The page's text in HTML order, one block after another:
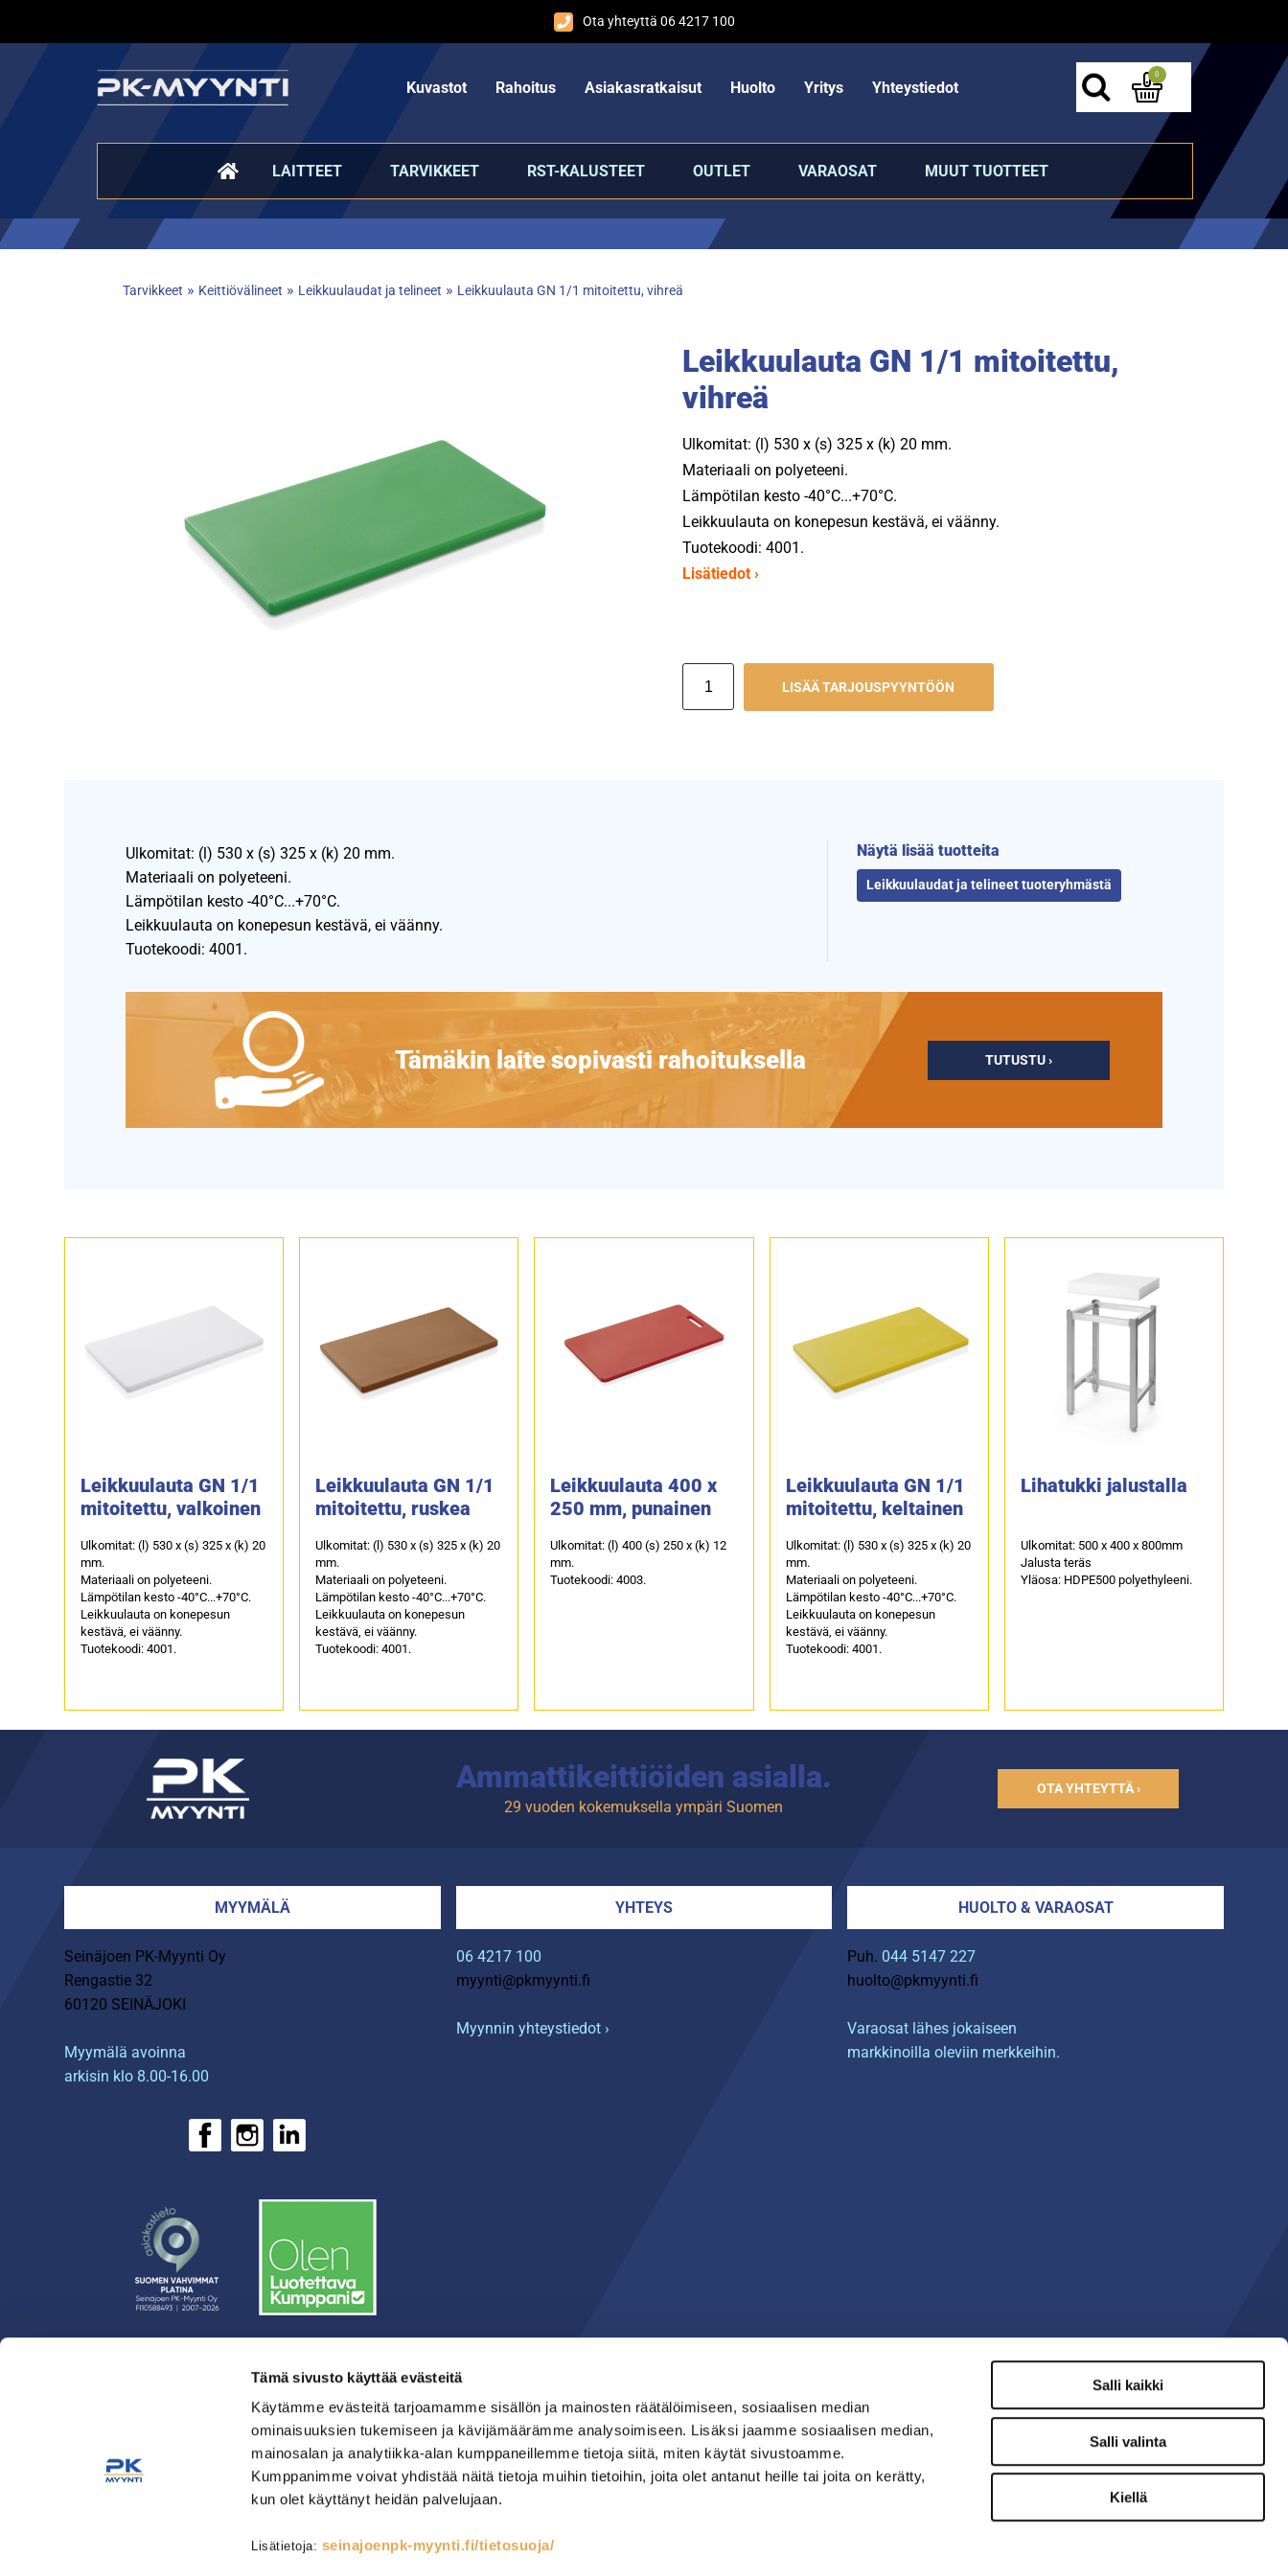
Tämä sivusto käyttää evästeitä
Käytämme evästeitä tarjoamamme sisällön ja mainosten räätälöimiseen, sosiaalisen median
ominaisuuksien tukemiseen ja kävijämäärämme analysoimiseen. Lisäksi jaamme sosiaalisen median,
mainosalan ja analytiikka-alan kumppaneillemme tietoja siitä, miten käytät sivustoamme.
Kumppanimme voivat yhdistää näitä tietoja muihin tietoihin, joita olet antanut heille tai joita on kerätty,
kun olet käyttänyt heidän palvelujaan.
Lisätietoja: seinajoenpk-myynti.fi/tietosuoja/
Salli kaikki
Salli valinta
Kiellä
Ota yhteyttä 06 4217 100
Kuvastot Rahoitus Asiakasratkaisut Huolto Yritys Yhteystiedot
0
LAITTEET TARVIKKEET RST-KALUSTEET OUTLET VARAOSAT MUUT TUOTTEET
Tarvikkeet » Keittiövälineet » Leikkuulaudat ja telineet » Leikkuulauta GN 1/1 mitoitettu, vihreä
Leikkuulauta GN 1/1 mitoitettu,
vihreä
Ulkomitat: (l) 530 x (s) 325 x (k) 20 mm.
Materiaali on polyeteeni.
Lämpötilan kesto -40°C...+70°C.
Leikkuulauta on konepesun kestävä, ei väänny.
Tuotekoodi: 4001.
Lisätiedot ›
LISÄÄ TARJOUSPYYNTÖÖN
Ulkomitat: (l) 530 x (s) 325 x (k) 20 mm.
Materiaali on polyeteeni.
Lämpötilan kesto -40°C...+70°C.
Leikkuulauta on konepesun kestävä, ei väänny.
Tuotekoodi: 4001.
Näytä lisää tuotteita
Leikkuulaudat ja telineet tuoteryhmästä
Tämäkin laite sopivasti rahoituksella TUTUSTU ›
Leikkuulauta GN 1/1
mitoitettu, valkoinen
Ulkomitat: (l) 530 x (s) 325 x (k) 20
mm.
Materiaali on polyeteeni.
Lämpötilan kesto -40°C...+70°C.
Leikkuulauta on konepesun
kestävä, ei väänny.
Tuotekoodi: 4001.
Leikkuulauta GN 1/1
mitoitettu, ruskea
Ulkomitat: (l) 530 x (s) 325 x (k) 20
mm.
Materiaali on polyeteeni.
Lämpötilan kesto -40°C...+70°C.
Leikkuulauta on konepesun
kestävä, ei väänny.
Tuotekoodi: 4001.
Leikkuulauta 400 x
250 mm, punainen
Ulkomitat: (l) 400 (s) 250 x (k) 12
mm.
Tuotekoodi: 4003.
Leikkuulauta GN 1/1
mitoitettu, keltainen
Ulkomitat: (l) 530 x (s) 325 x (k) 20
mm.
Materiaali on polyeteeni.
Lämpötilan kesto -40°C...+70°C.
Leikkuulauta on konepesun
kestävä, ei väänny.
Tuotekoodi: 4001.
Lihatukki jalustalla
Ulkomitat: 500 x 400 x 800mm
Jalusta teräs
Yläosa: HDPE500 polyethyleeni.
Ammattikeittiöiden asialla.
29 vuoden kokemuksella ympäri Suomen
OTA YHTEYTTÄ ›
MYYMÄLÄ
Seinäjoen PK-Myynti Oy
Rengastie 32
60120 SEINÄJOKI
Myymälä avoinna
arkisin klo 8.00-16.00
YHTEYS
06 4217 100
myynti@pkmyynti.fi
Myynnin yhteystiedot ›
HUOLTO & VARAOSAT
Puh. 044 5147 227
huolto@pkmyynti.fi
Varaosat lähes jokaiseen
markkinoilla oleviin merkkeihin.
› Yritys
› Yhteystiedot